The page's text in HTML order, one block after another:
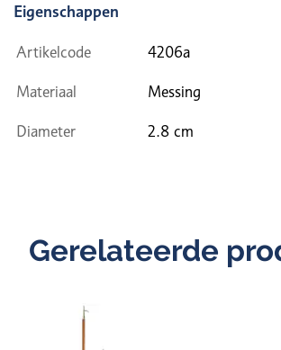
Eigenschappen
Artikelcode 4206a
Materiaal Messing
Diameter 2.8 cm
Gerelateerde